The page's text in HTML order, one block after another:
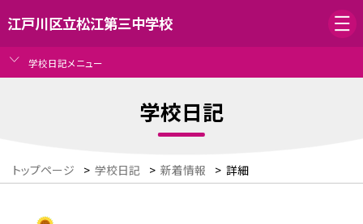
江戸川区立松江第三中学校
学校日記メニュー
学校日記
トップページ > 学校日記 > 新着情報 > 詳細